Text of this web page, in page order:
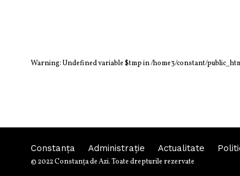
Warning: Undefined variable $tmp in/home3/constant/
Constanța Administraţie Actualitate
© 2022 Constanţa de Azi. Toate drepturile rezervate